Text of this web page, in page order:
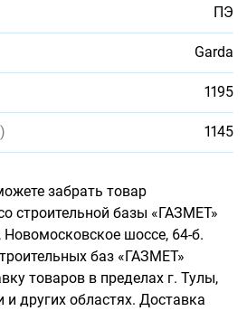
ПЭ
Garda
1195
1145
забрать товар
строительной базы «ГАЗМЕТ»
Новомосковское шоссе, 64-б.
баз «ГАЗМЕТ»
товаров в пределах г. Тулы,
и других областях. Доставка